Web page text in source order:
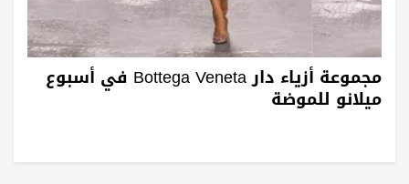
مجموعة أزياء دار Bottega Veneta في أسبوع
ميلانو للموضة